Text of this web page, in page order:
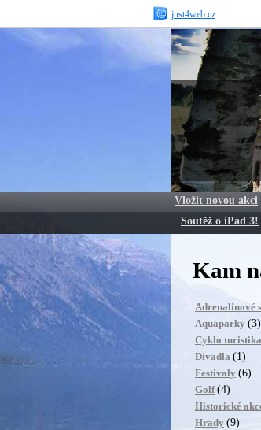
just4web.cz
Vložit novou akci
Soutěž o iPad 3!
Kam
Adrenalinové
Aquaparky (3)
Cyklo turistika
Divadla (1)
Festivaly (6)
Golf (4)
Historické
Hrady (9)